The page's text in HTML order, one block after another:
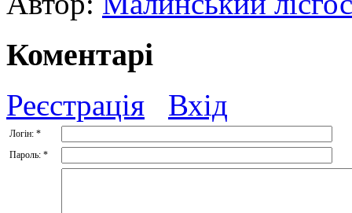
Коментарі
Реєстрація Вхід
Логін: *
Пароль: *